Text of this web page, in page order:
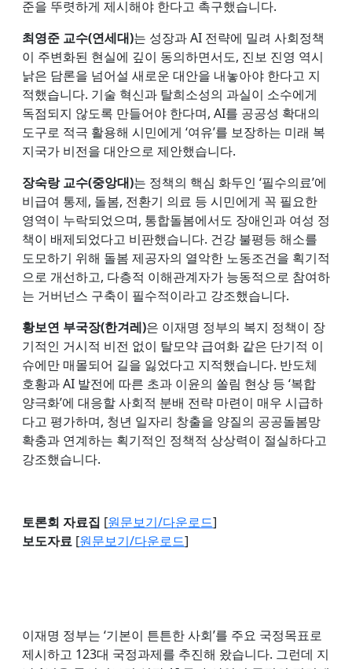
준을 뚜렷하게 제시해야 한다고 촉구했습니다.
최영준 교수(연세대)는 성장과 AI 전략에 밀려 사회정책
이 주변화된 현실에 깊이 동의하면서도, 진보 진영 역시
낡은 담론을 넘어설 새로운 대안을 내놓아야 한다고 지
적했습니다. 기술 혁신과 탈희소성의 과실이 소수에게
독점되지 않도록 만들어야 한다며, AI를 공공성 확대의
도구로 적극 활용해 시민에게 ‘여유’를 보장하는 미래 복
지국가 비전을 대안으로 제안했습니다.
장숙랑 교수(중앙대)는 정책의 핵심 화두인 ‘필수의료’에
비급여 통제, 돌봄, 전환기 의료 등 시민에게 꼭 필요한
영역이 누락되었으며, 통합돌봄에서도 장애인과 여성 정
책이 배제되었다고 비판했습니다. 건강 불평등 해소를
도모하기 위해 돌봄 제공자의 열악한 노동조건을 획기적
으로 개선하고, 다층적 이해관계자가 능동적으로 참여하
는 거버넌스 구축이 필수적이라고 강조했습니다.
황보연 부국장(한겨레)은 이재명 정부의 복지 정책이 장
기적인 거시적 비전 없이 탈모약 급여화 같은 단기적 이
슈에만 매몰되어 길을 잃었다고 지적했습니다. 반도체
호황과 AI 발전에 따른 초과 이윤의 쏠림 현상 등 ‘복합
양극화’에 대응할 사회적 분배 전략 마련이 매우 시급하
다고 평가하며, 청년 일자리 창출을 양질의 공공돌봄망
확충과 연계하는 획기적인 정책적 상상력이 절실하다고
강조했습니다.
토론회 자료집 [원문보기/다운로드]
보도자료 [원문보기/다운로드]
이재명 정부는 ‘기본이 튼튼한 사회’를 주요 국정목표로
제시하고 123대 국정과제를 추진해 왔습니다. 그런데 지